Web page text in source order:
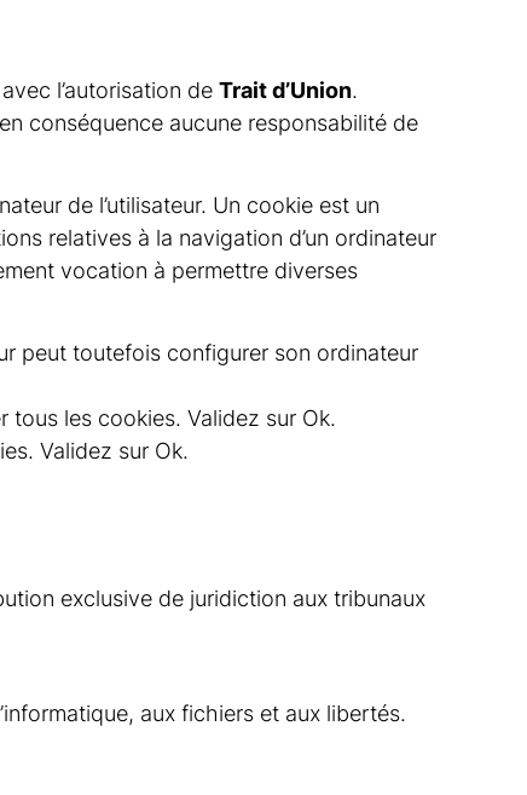
l’autorisation de Trait d’Union.
conséquence aucune responsabilité de
de l’utilisateur. Un cookie est un
relatives à la navigation d’un ordinateur
vocation à permettre diverses
peut toutefois configurer son ordinateur
les cookies. Validez sur Ok.
Validez sur Ok.
exclusive de juridiction aux tribunaux
aux fichiers et aux libertés.